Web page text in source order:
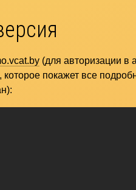
(для авторизации в
покажет все